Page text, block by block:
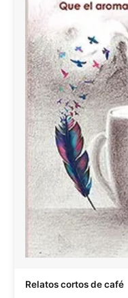
Relatos cortos de café